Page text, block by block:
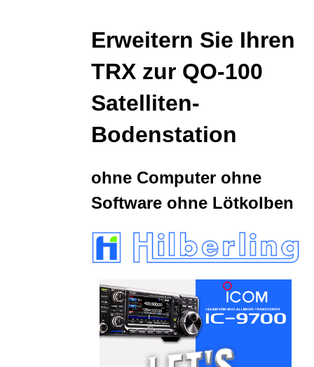
Erweitern Sie Ihren
TRX zur QO-100
Satelliten-
Bodenstation
ohne Computer ohne
Software ohne Lötkolben